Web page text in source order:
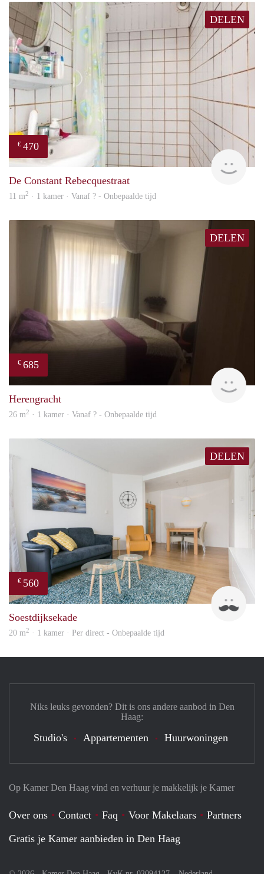
DELEN
€ 470
De Constant Rebecquestraat
11 m2 · 1 kamer · Vanaf ? - Onbepaalde tijd
DELEN
€ 685
Herengracht
26 m2 · 1 kamer · Vanaf ? - Onbepaalde tijd
DELEN
€ 560
Soestdijksekade
20 m2 · 1 kamer · Per direct - Onbepaalde tijd
Op Kamer Den Haag vind en verhuur je makkelijk je Kamer
Over ons Contact Faq Voor Makelaars
Partners
Gratis je Kamer aanbieden in Den Haag
Niks leuks gevonden? Dit is ons andere aanbod in Den
Haag:
Studio's Appartementen Huurwoningen